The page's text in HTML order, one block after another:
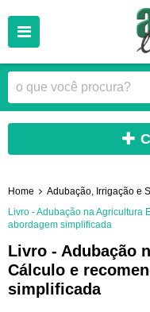
Home
Adubação, Irrigação e
Livro - Adubação na Agricultura
abordagem simplificada
Livro - Adubação
Cálculo e
simplificada